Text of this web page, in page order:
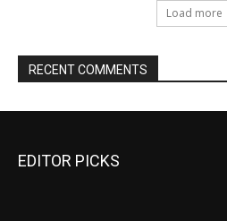
EDITOR PICKS